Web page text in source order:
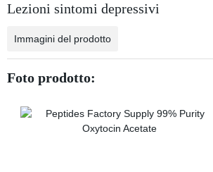
Lezioni sintomi depressivi
Immagini del prodotto
Foto prodotto: